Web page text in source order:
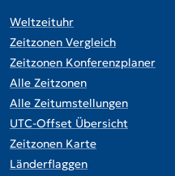
Weltzeituhr
Zeitzonen Vergleich
Zeitzonen Konferenzplaner
Alle Zeitzonen
Alle Zeitumstellungen
UTC-Offset Übersicht
Zeitzonen Karte
Länderflaggen